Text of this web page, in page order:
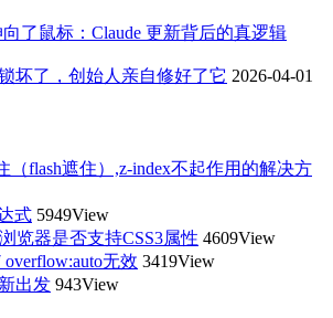
了鼠标：Claude 更新背后的真逻辑
坏了，创始人亲自修好了它 2026-04-01
（flash遮住）,z-index不起作用的解决方
式 5949View
览器是否支持CSS3属性 4609View
无效 3419View
出发 943View